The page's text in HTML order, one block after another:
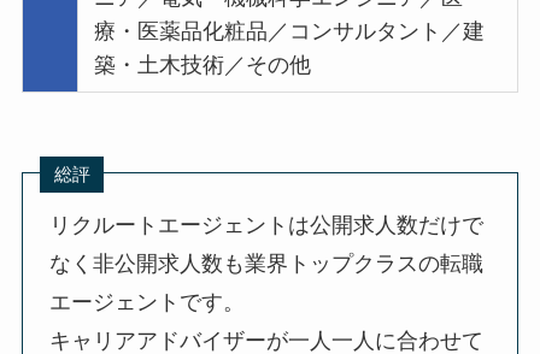
療・医薬品化粧品／コンサルタント／建
築・土木技術／その他
総評
リクルートエージェントは公開求人数だけで
なく非公開求人数も業界トップクラスの転職
エージェントです。
キャリアアドバイザーが一人一人に合わせて